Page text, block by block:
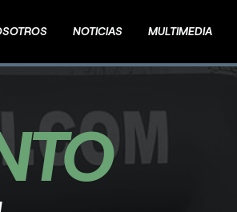
NOTICIAS MULTIMEDIA